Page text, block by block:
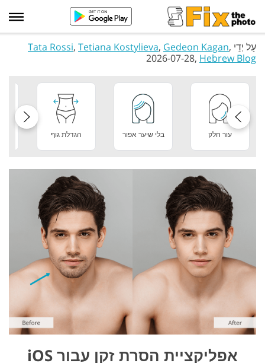
עַל יְדֵי Tata Rossi, Tetiana Kostylieva, Gedeon Kagan,
2026-07-28, Hebrew Blog
עור חלק בלי שיער אפור הגדלת גוף
אפליקציית הסרת זקן עבור iOS